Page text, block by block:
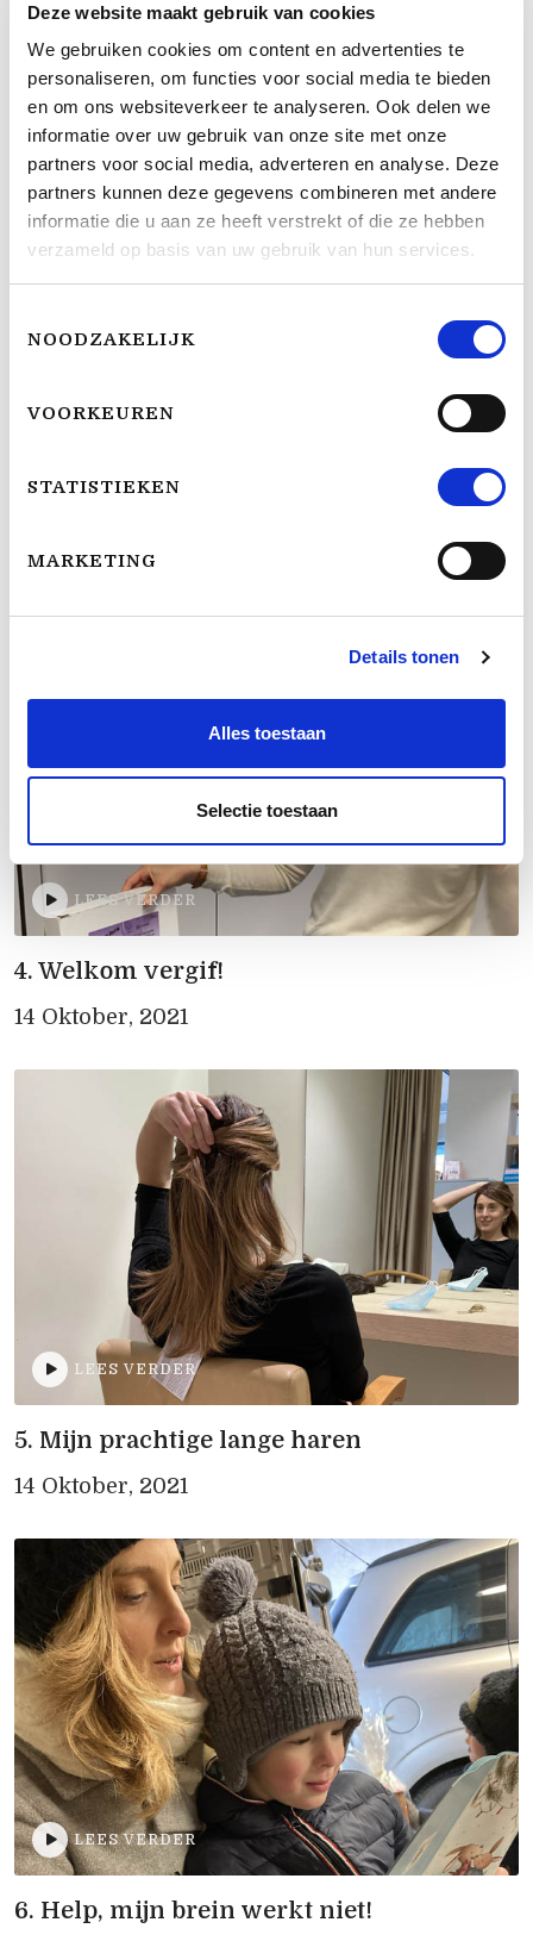
Deze website maakt gebruik van cookies
We gebruiken cookies om content en advertenties te
personaliseren, om functies voor social media te bieden
en om ons websiteverkeer te analyseren. Ook delen we
informatie over uw gebruik van onze site met onze
partners voor social media, adverteren en analyse. Deze
partners kunnen deze gegevens combineren met andere
informatie die u aan ze heeft verstrekt of die ze hebben
verzameld op basis van uw gebruik van hun services.
NOODZAKELIJK
VOORKEUREN
STATISTIEKEN
MARKETING
Details tonen
Alles toestaan
Selectie toestaan
2. Under construction
5 Oktober, 2021
3. Nieuwe borstjes
LEES VERDER
4. Welkom vergif!
14 Oktober, 2021
LEES VERDER
5. Mijn prachtige lange haren
14 Oktober, 2021
LEES VERDER
6. Help, mijn brein werkt niet!